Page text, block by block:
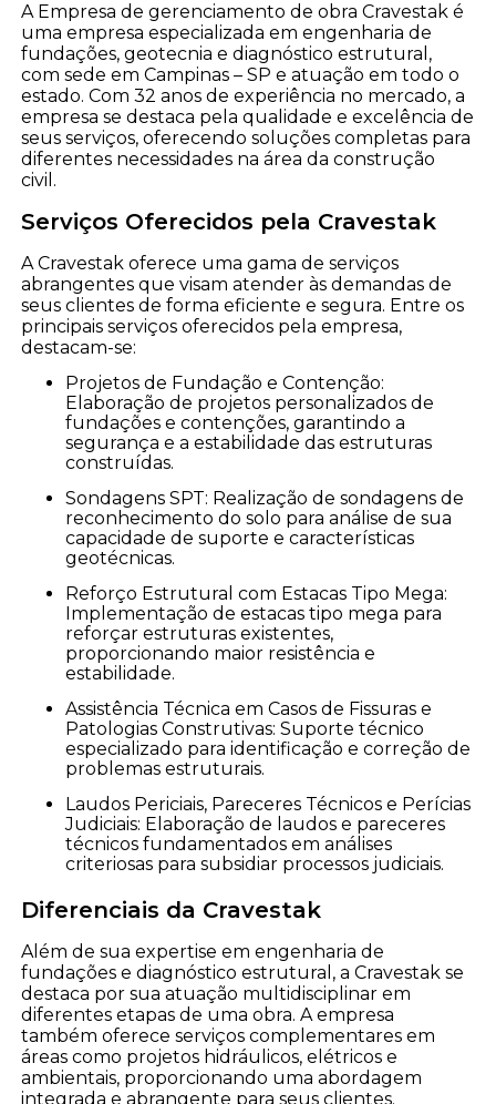
A Empresa de gerenciamento de obra Cravestak é
uma empresa especializada em engenharia de
fundações, geotecnia e diagnóstico estrutural,
com sede em Campinas – SP e atuação em todo o
estado. Com 32 anos de experiência no mercado, a
empresa se destaca pela qualidade e excelência de
seus serviços, oferecendo soluções completas para
diferentes necessidades na área da construção
civil.
Serviços Oferecidos pela Cravestak
A Cravestak oferece uma gama de serviços
abrangentes que visam atender às demandas de
seus clientes de forma eficiente e segura. Entre os
principais serviços oferecidos pela empresa,
destacam-se:
Projetos de Fundação e Contenção:
Elaboração de projetos personalizados de
fundações e contenções, garantindo a
segurança e a estabilidade das estruturas
construídas.
Sondagens SPT: Realização de sondagens de
reconhecimento do solo para análise de sua
capacidade de suporte e características
geotécnicas.
Reforço Estrutural com Estacas Tipo Mega:
Implementação de estacas tipo mega para
reforçar estruturas existentes,
proporcionando maior resistência e
estabilidade.
Assistência Técnica em Casos de Fissuras e
Patologias Construtivas: Suporte técnico
especializado para identificação e correção de
problemas estruturais.
Laudos Periciais, Pareceres Técnicos e Perícias
Judiciais: Elaboração de laudos e pareceres
técnicos fundamentados em análises
criteriosas para subsidiar processos judiciais.
Diferenciais da Cravestak
Além de sua expertise em engenharia de
fundações e diagnóstico estrutural, a Cravestak se
destaca por sua atuação multidisciplinar em
diferentes etapas de uma obra. A empresa
também oferece serviços complementares em
áreas como projetos hidráulicos, elétricos e
ambientais, proporcionando uma abordagem
integrada e abrangente para seus clientes.